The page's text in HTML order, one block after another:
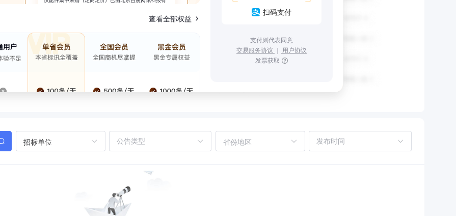
查看全部权益
扫码支付
支付则代表同意
交易服务协议 ｜ 用户协议
发票获取
招标单位 省份地区